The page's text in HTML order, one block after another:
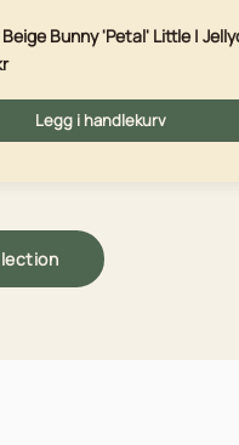
Bunny 'Petal' Little |
Legg i handlekurv